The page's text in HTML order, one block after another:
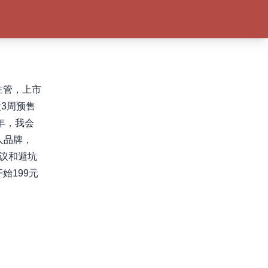
管，上市
周预售
，我会
牌，
和避坑
199元